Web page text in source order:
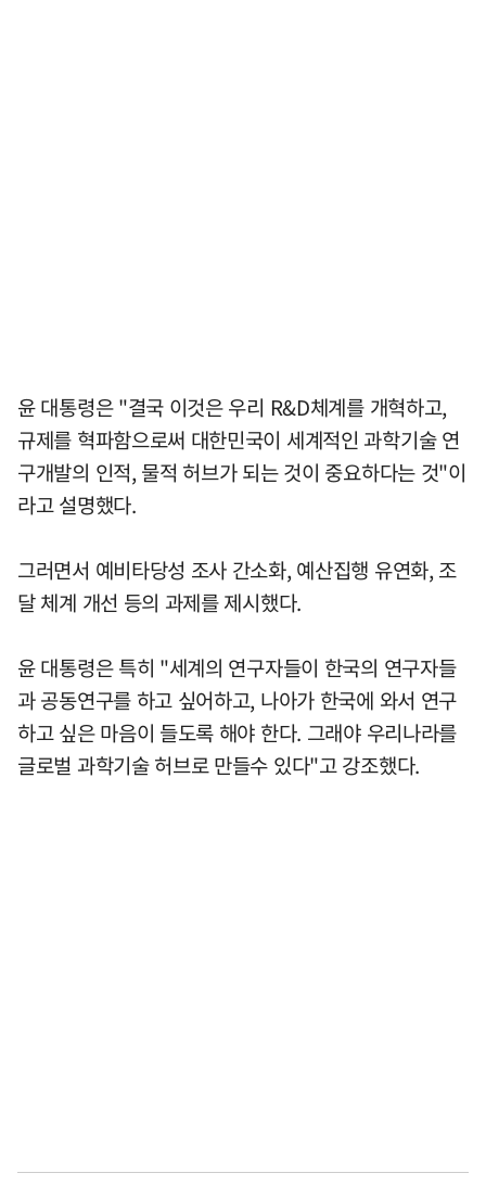
윤 대통령은 "결국 이것은 우리 R&D체계를 개혁하고,
규제를 혁파함으로써 대한민국이 세계적인 과학기술 연
구개발의 인적, 물적 허브가 되는 것이 중요하다는 것"이
라고 설명했다.
그러면서 예비타당성 조사 간소화, 예산집행 유연화, 조
달 체계 개선 등의 과제를 제시했다.
윤 대통령은 특히 "세계의 연구자들이 한국의 연구자들
과 공동연구를 하고 싶어하고, 나아가 한국에 와서 연구
하고 싶은 마음이 들도록 해야 한다. 그래야 우리나라를
글로벌 과학기술 허브로 만들수 있다"고 강조했다.